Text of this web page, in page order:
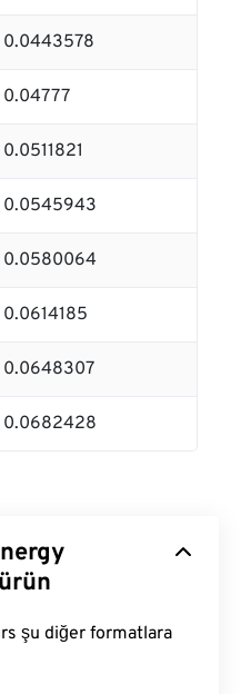
0.0443578
0.04777
0.0511821
0.0545943
0.0580064
0.0614185
0.0648307
0.0682428
şu diğer formatlara